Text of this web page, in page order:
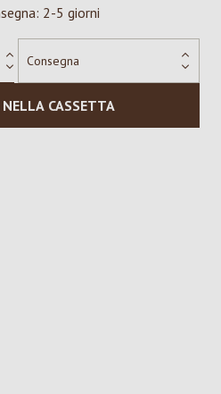
2-5 giorni
CASSETTA